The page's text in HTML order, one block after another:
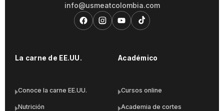
La carne de EE.UU.
Conoce la carne EE.UU.
Nutrición
Académico
Cursos online
Academia de cortes
info@usmeatcolombia.com